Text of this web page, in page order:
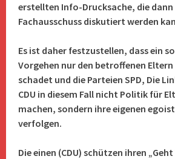
erstellten Info-Drucksache, die
Fachausschuss diskutiert werden
Es ist daher festzustellen, dass ein
Vorgehen nur den betroffenen Eltern
schadet und die Parteien SPD, Die
CDU in diesem Fall nicht Politik für
machen, sondern ihre eigenen
verfolgen.
Die einen (CDU) schützen ihren